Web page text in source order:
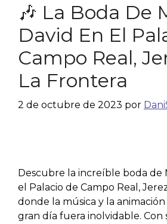
🎶 La Boda De
David En El
Campo Real,
La Frontera
2 de octubre de 2023 por
Descubre la increíble boda de
el Palacio de Campo Real,
donde la música y la
gran día fuera inolvidable. Con